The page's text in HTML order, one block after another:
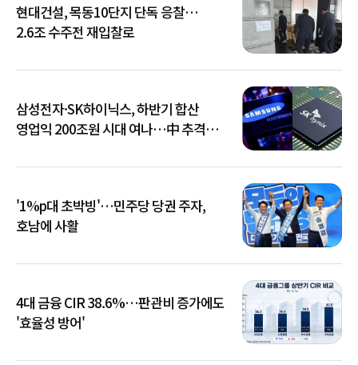
현대건설, 목동10단지 단독 응찰…
2.6조 수주전 재입찰로
삼성전자·SK하이닉스, 하반기 합산
영업익 200조원 시대 여나…中 추격은
'1%p대 초박빙'…민주당 당권 주자,
호남에 사활
4대 금융 CIR 38.6%…판관비 증가에도
'효율성 방어'